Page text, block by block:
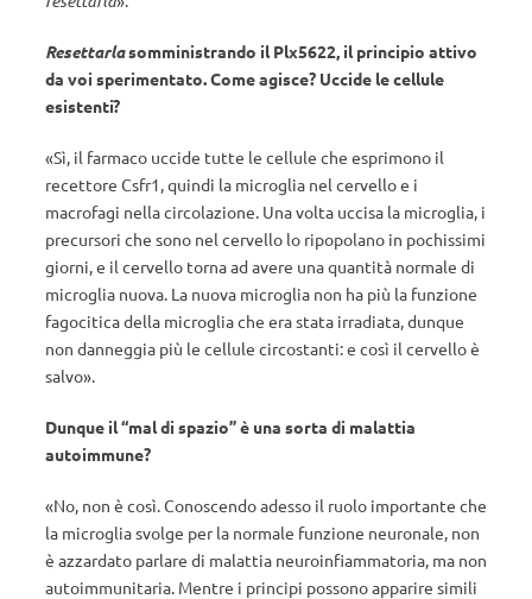
Resettarlasomministrando il Plx5622, il principio attivo
da voi sperimentato. Come agisce? Uccide le cellule
esistenti?
«Sì, il farmaco uccide tutte le cellule che esprimono il
recettore Csfr1, quindi la microglia nel cervello e i
macrofagi nella circolazione. Una volta uccisa la microglia, i
precursori che sono nel cervello lo ripopolano in pochissimi
giorni, e il cervello torna ad avere una quantità normale di
microglia nuova. La nuova microglia non ha più la funzione
fagocitica della microglia che era stata irradiata, dunque
non danneggia più le cellule circostanti: e così il cervello è
salvo».
Dunque il “mal di spazio” è una sorta di malattia
autoimmune?
«No, non è così. Conoscendo adesso il ruolo importante che
la microglia svolge per la normale funzione neuronale, non
è azzardato parlare di malattia neuroinfiammatoria, ma non
autoimmunitaria. Mentre i principi possono apparire simili